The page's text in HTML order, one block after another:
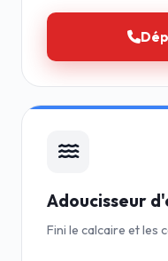
Adoucisseur
Fini le calcaire et les